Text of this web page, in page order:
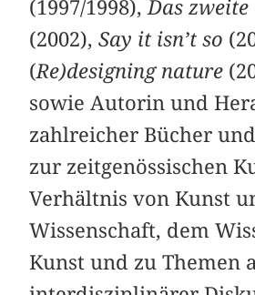
(1997/1998), Das zweite
(2002),Say it isn’t so
(Re)designing nature
sowie Autorin und
zahlreicher Bücher
zur zeitgenössischen
Verhältnis von Kunst
Wissenschaft, dem
Kunst und zu Themen